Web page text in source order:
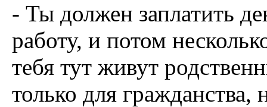
- Ты должен заплатить
работу, и потом
тебя тут живут
только для